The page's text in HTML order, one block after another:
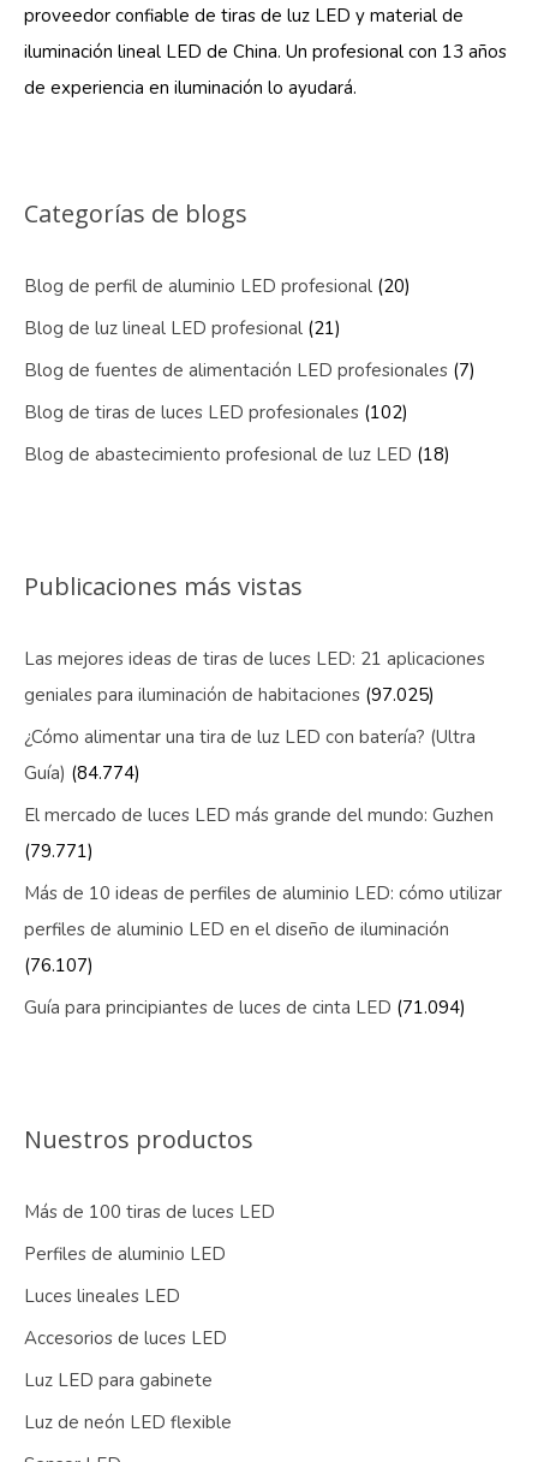
proveedor confiable de tiras de luz LED y material de
iluminación lineal LED de China. Un profesional con 13 años
de experiencia en iluminación lo ayudará.
Categorías de blogs
Blog de perfil de aluminio LED profesional (20)
Blog de luz lineal LED profesional (21)
Blog de fuentes de alimentación LED profesionales (7)
Blog de tiras de luces LED profesionales (102)
Blog de abastecimiento profesional de luz LED (18)
Publicaciones más vistas
Las mejores ideas de tiras de luces LED: 21 aplicaciones
geniales para iluminación de habitaciones (97.025)
¿Cómo alimentar una tira de luz LED con batería? (Ultra
Guía) (84.774)
El mercado de luces LED más grande del mundo: Guzhen
(79.771)
Más de 10 ideas de perfiles de aluminio LED: cómo utilizar
perfiles de aluminio LED en el diseño de iluminación
(76.107)
Guía para principiantes de luces de cinta LED (71.094)
Nuestros productos
Más de 100 tiras de luces LED
Perfiles de aluminio LED
Luces lineales LED
Accesorios de luces LED
Luz LED para gabinete
Luz de neón LED flexible